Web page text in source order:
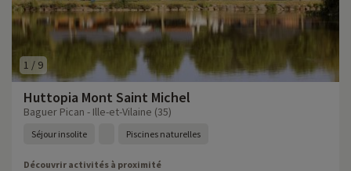
1 / 9
Huttopia Mont Saint Michel
Baguer Pican - Ille-et-Vilaine (35)
Séjour insolite Piscines naturelles
Découvrir activités à proximité